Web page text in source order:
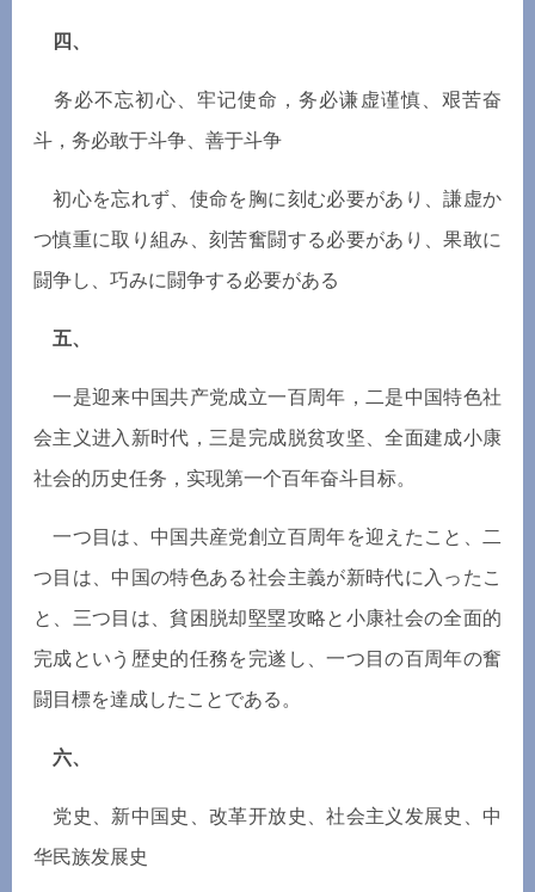
四、
务必不忘初心、牢记使命，务必谦 虚谨慎、 艰苦奋
斗， 务必敢于斗争、善于斗争
初心を忘れず、使命を胸に刻む必要があり、謙虚か
つ慎重に取り組み、刻苦奮闘する必要があり、果敢に
闘争し、巧みに闘争する必要がある
五、
一是迎来中国共产党成立一百周年，二是中国特色社
会主 义进入新时代，三是完成脱贫攻坚 、全面建成小康
社会的历史任务 ， 实现第一个百年奋斗目 标。
一つ目は、中国共産党創立百周年を迎えたこと、二
つ目は、中国の特色ある社会主義が新時代に入ったこ
と、三つ目は、貧困脱却堅塁攻略と小康社会の全面的
完成という歴史的任務を完遂し、一つ目の百周年の奮
闘目標を達成したことである。
六、
党史、新中国史、改革开放史、社会主 义发展史、中
华民族发展史